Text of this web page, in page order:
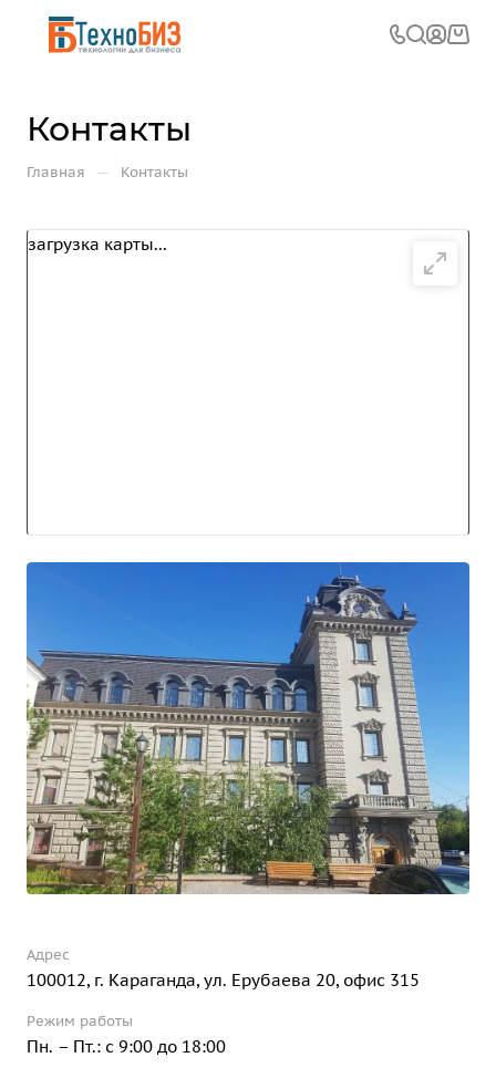
Контакты
Главная — Контакты
Адрес
100012, г. Караганда, ул. Ерубаева 20, офис 315
Режим работы
Пн. – Пт.: с 9:00 до 18:00
загрузка карты...